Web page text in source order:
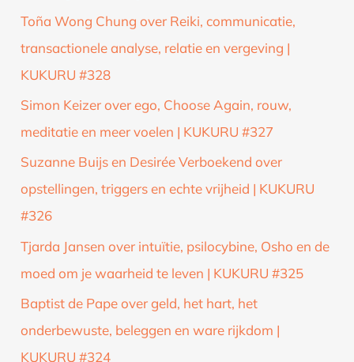
Toña Wong Chung over Reiki, communicatie,
transactionele analyse, relatie en vergeving |
KUKURU #328
Simon Keizer over ego, Choose Again, rouw,
meditatie en meer voelen | KUKURU #327
Suzanne Buijs en Desirée Verboekend over
opstellingen, triggers en echte vrijheid | KUKURU
#326
Tjarda Jansen over intuïtie, psilocybine, Osho en de
moed om je waarheid te leven | KUKURU #325
Baptist de Pape over geld, het hart, het
onderbewuste, beleggen en ware rijkdom |
KUKURU #324